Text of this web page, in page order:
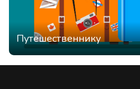
Путешественнику